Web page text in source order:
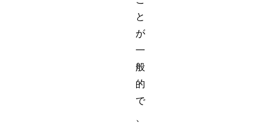
と
が
一
般
的
で